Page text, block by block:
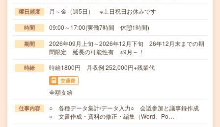
曜日頻度 月～金（週5日） ※土日祝日お休みです
時間 09:00～17:00(実働7時間 休憩1時間)
期間
2026年09月上旬～2026年12月下旬 26年12月末までの期
間限定 延長の可能性有 ※9月～！
時給 時給1800円 月収例 252,000円+残業代
交通費
全額支給
仕事内容
○ 各種データ集計/データ入力○ 会議参加と議事録作成
○ 文書作成・資料の修正・編集（Word、Po…